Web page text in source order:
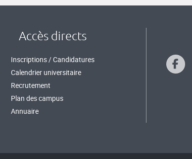
Accès directs
Inscriptions / Candidatures
Calendrier universitaire
Recrutement
Plan des campus
Annuaire